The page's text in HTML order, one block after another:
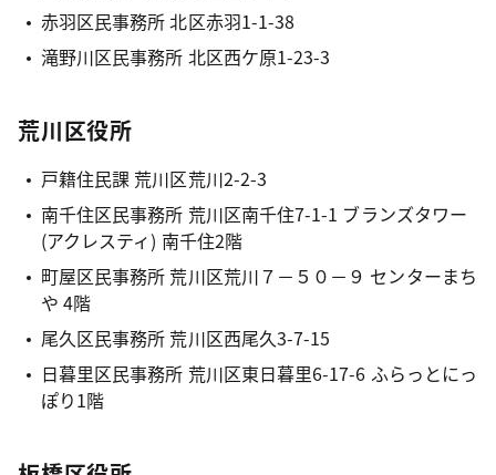
赤羽区民事務所 北区赤羽1-1-38
滝野川区民事務所 北区西ケ原1-23-3
荒川区役所
戸籍住民課 荒川区荒川2-2-3
南千住区民事務所 荒川区南千住7-1-1 ブランズタワー
(アクレスティ) 南千住2階
町屋区民事務所 荒川区荒川７－５０－９ センターまち
や 4階
尾久区民事務所 荒川区西尾久3-7-15
日暮里区民事務所 荒川区東日暮里6-17-6 ふらっとにっ
ぽり1階